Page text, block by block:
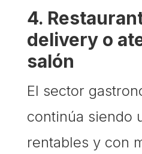
4.
delivery o
salón
El sector
continúa siendo
rentables y con